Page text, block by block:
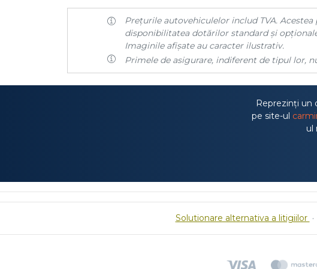
Prețurile autovehiculelor includ TVA.
disponibilitatea dotărilor standard și
Imaginile afișate au caracter ilustrativ.
Primele de asigurare, indiferent de tipul lor,
Reprezinți un
pe site-ul
ul
Solutionare alternativa a litigiilor ·